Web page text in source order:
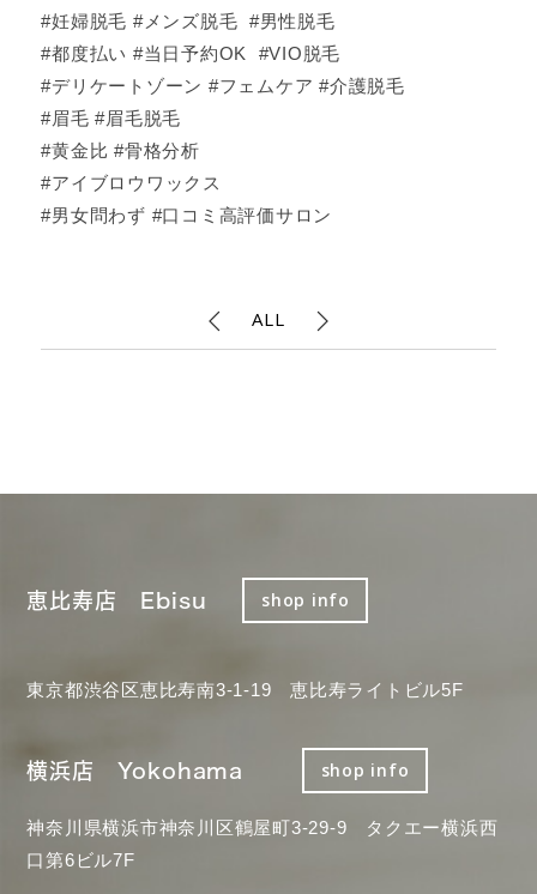
#妊婦脱毛 #メンズ脱毛 #男性脱毛
#都度払い #当日予約OK #VIO脱毛
#デリケートゾーン #フェムケア #介護脱毛
#眉毛 #眉毛脱毛
#黄金比 #骨格分析
#アイブロウワックス
#男女問わず #口コミ高評価サロン
ALL
恵比寿店 Ebisu shop info
東京都渋谷区恵比寿南3-1-19 恵比寿ライトビル5F
横浜店 Yokohama shop info
神奈川県横浜市神奈川区鶴屋町3-29-9 タクエー横浜西
口第6ビル7F